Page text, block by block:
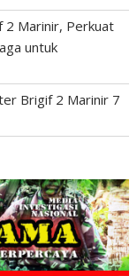
2 Marinir, Perkuat
untuk
Brigif 2 Marinir 7